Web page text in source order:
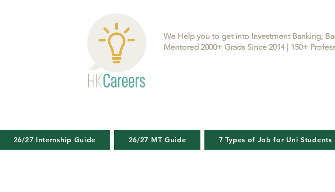
We Help you to get into Investment Banking,
Mentored 2000+ Grads Since 2014 | 150+
26/27 Internship Guide 26/27 MT Guide 7 Types of Job for Uni Students